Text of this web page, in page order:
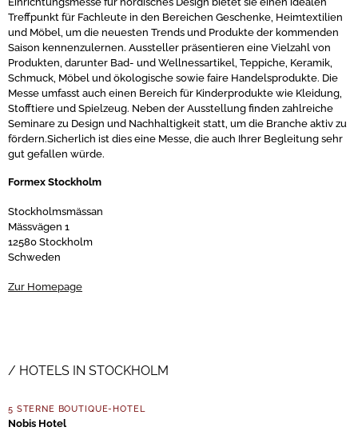
Treffpunkt für Fachleute in den Bereichen Geschenke, Heimtextilien
und Möbel, um die neuesten Trends und Produkte der kommenden
Saison kennenzulernen. Aussteller präsentieren eine Vielzahl von
Produkten, darunter Bad- und Wellnessartikel, Teppiche, Keramik,
Schmuck, Möbel und ökologische sowie faire Handelsprodukte. Die
Messe umfasst auch einen Bereich für Kinderprodukte wie Kleidung,
Stofftiere und Spielzeug. Neben der Ausstellung finden zahlreiche
Seminare zu Design und Nachhaltigkeit statt, um die Branche aktiv zu
fördern.Sicherlich ist dies eine Messe, die auch Ihrer Begleitung sehr
gut gefallen würde.
Formex Stockholm
Stockholmsmässan
Mässvägen 1
12580 Stockholm
Schweden
Zur Homepage
HOTELS IN STOCKHOLM
5 STERNE BOUTIQUE-HOTEL
Nobis Hotel